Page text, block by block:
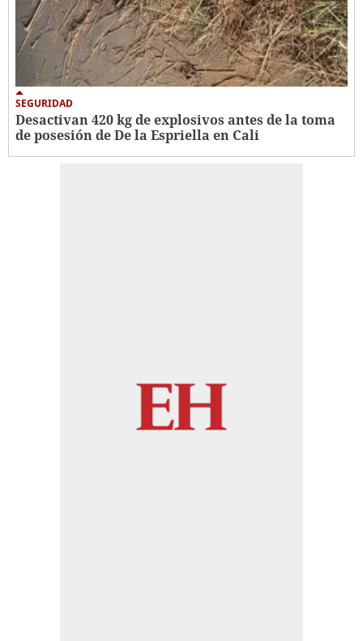
SEGURIDAD
Desactivan 420 kg de explosivos antes de la toma
de posesión de De la Espriella en Cali